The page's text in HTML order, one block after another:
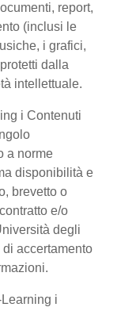
report,
(inclusi le
i grafici,
dalla
intellettuale.
i Contenuti
a norme
disponibilità e
brevetto o
e/o
degli
accertamento
i